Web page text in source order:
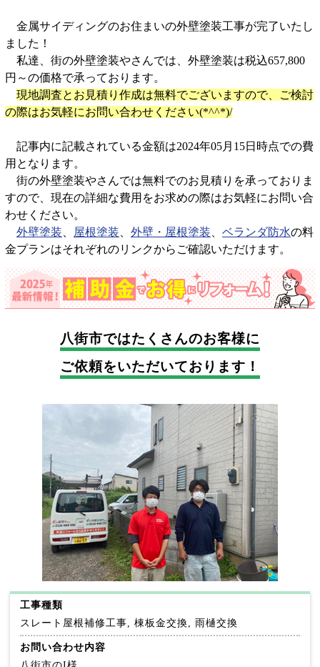
金属サイディングのお住まいの外壁塗装工事が完了いたし
ました！
私達、街の外壁塗装やさんでは、外壁塗装は税込657,800
円～の価格で承っております。
現地調査とお見積り作成は無料でございますので、ご検討
の際はお気軽にお問い合わせください(*^^*)/
記事内に記載されている金額は2024年05月15日時点での費
用となります。
街の外壁塗装やさんでは無料でのお見積りを承っておりま
すので、現在の詳細な費用をお求めの際はお気軽にお問い合
わせください。
外壁塗装
屋根塗装 外壁・屋根塗装 ベランダ防水の料
金プランはそれぞれのリンクからご確認いただけます。
八街市ではたくさんのお客様に
ご依頼をいただいております！
工事種類
スレート屋根補修工事, 棟板金交換, 雨樋交換
お問い合わせ内容